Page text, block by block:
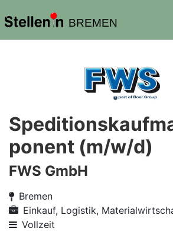
BREMEN
ponent (m/w/d)
FWS GmbH
Bremen
Einkauf, Logistik,
Vollzeit